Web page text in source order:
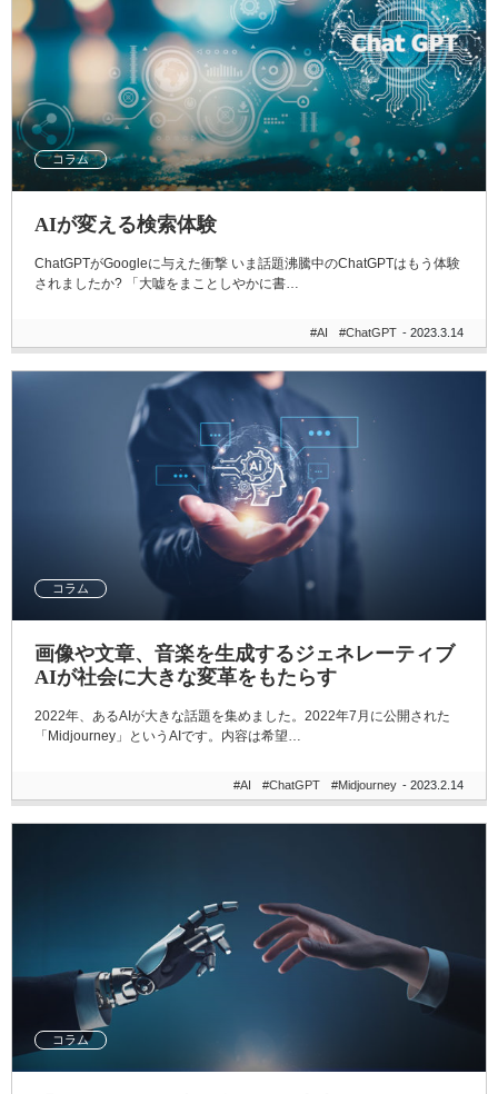
コラム
AIが変える検索体験
ChatGPTがGoogleに与えた衝撃 いま話題沸騰中のChatGPTはもう体験
されましたか? 「大嘘をまことしやかに書…
#AI #ChatGPT - 2023.3.14
コラム
画像や文章、音楽を生成するジェネレーティブ
AIが社会に大きな変革をもたらす
2022年、あるAIが大きな話題を集めました。2022年7月に公開された
「Midjourney」というAIです。内容は希望…
#AI #ChatGPT #Midjourney - 2023.2.14
コラム